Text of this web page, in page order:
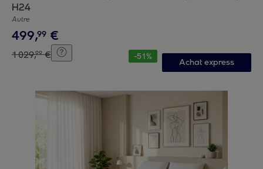
H24
Autre
499,99 €
1029,99 € -51%
Achat express